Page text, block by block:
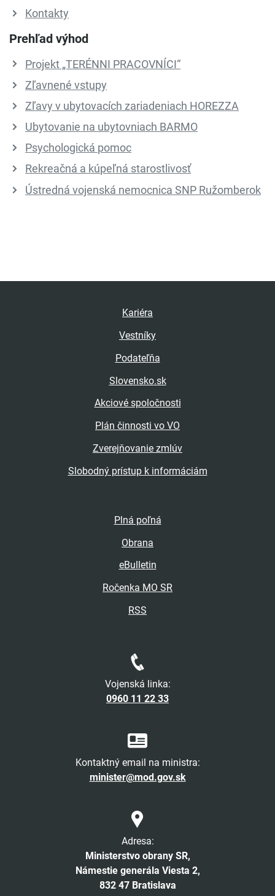
Kontakty
Prehľad výhod
Projekt „TERÉNNI PRACOVNÍCI“
Zľavnené vstupy
Zľavy v ubytovacích zariadeniach HOREZZA
Ubytovanie na ubytovniach BARMO
Psychologická pomoc
Rekreačná a kúpeľná starostlivosť
Ústredná vojenská nemocnica SNP Ružomberok
Kariéra
Vestníky
Podateľňa
Slovensko.sk
Akciové spoločnosti
Plán činnosti vo VO
Zverejňovanie zmlúv
Slobodný prístup k informáciám
Plná poľná
Obrana
eBulletin
Ročenka MO SR
RSS
Vojenská linka:
0960 11 22 33
Kontaktný email na ministra:
minister@mod.gov.sk
Adresa:
Ministerstvo obrany SR,
Námestie generála Viesta 2,
832 47 Bratislava